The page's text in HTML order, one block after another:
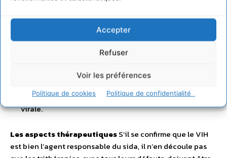
Accepter
Refuser
Voir les préférences
Politique de cookies Politique de confidentialité
des souches utilisées par les laboratoires
pharmaceutiques pour la recherche de molécules
antirétrovirales dont les actions sont subtiles :
inhibition de la protéase virale
inhibition de la fusion des membranes cellulaire et
virale.
Les aspects thérapeutiquesS’il se confirme que le VIH
est bien l’agent responsable du sida, il n’en découle pas